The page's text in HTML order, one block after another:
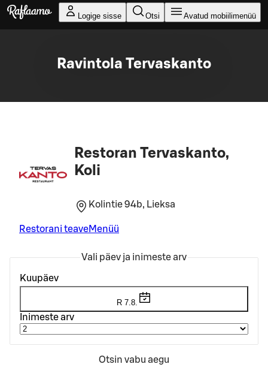
Liigu peamise sisu juurde
Logige sisse Otsi Avatud mobiilimenüü
Ravintola Tervaskanto
Restoran Tervaskanto,
Koli
Kolintie 94b, Lieksa
Restorani teaveMenüü
Vali päev ja inimeste arv
Kuupäev
R 7.8.
Inimeste arv
Otsin vabu aegu